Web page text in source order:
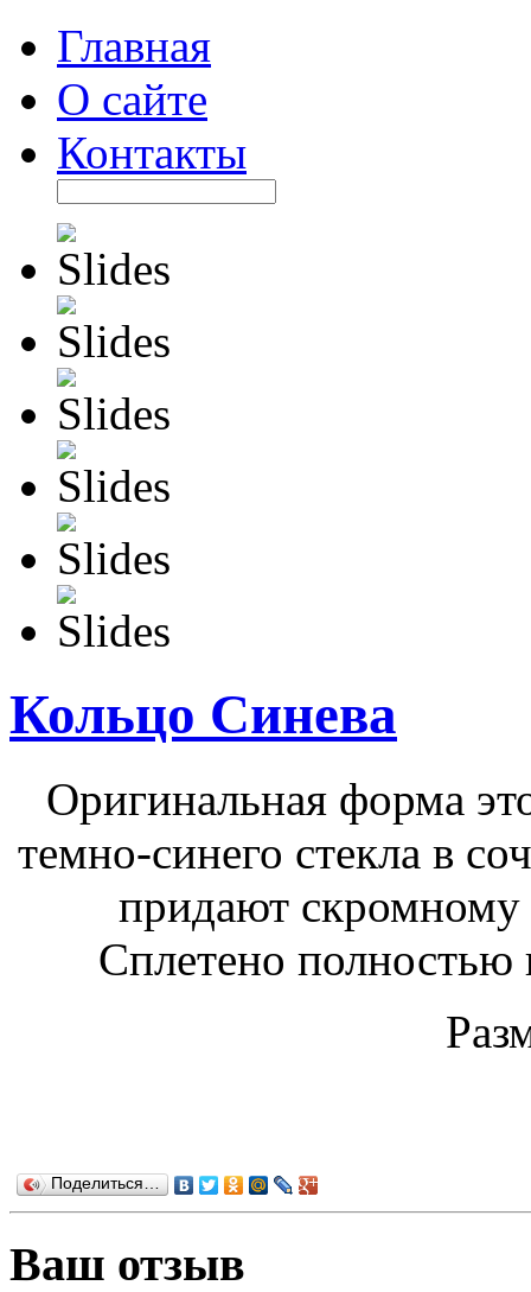
Главная
О сайте
Контакты
Кольцо Синева
Оригинальная форма
темно-синего стекла в
придают скромному
Сплетено
Поделиться…
Ваш отзыв